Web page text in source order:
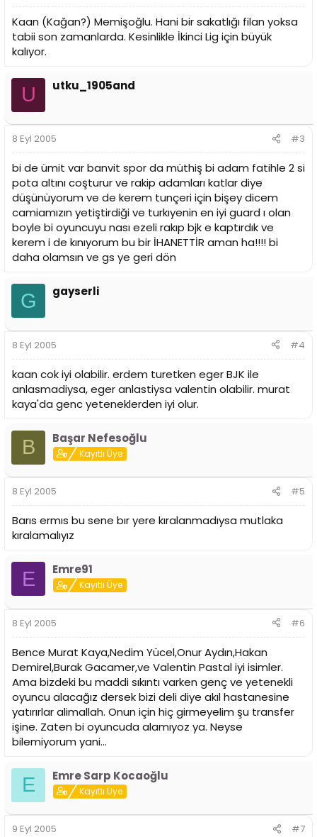
Kaan (Kağan?) Memişoğlu. Hani bir sakatlığı filan yoksa
tabii son zamanlarda. Kesinlikle İkinci Lig için büyük
kalıyor.
U utku_1905and
8 Eyl 2005 #3
bi de ümit var banvit spor da müthiş bi adam fatihle 2 si
pota altını coşturur ve rakip adamları katlar diye
düşünüyorum ve de kerem tunçeri için bişey dicem
camiamızın yetiştirdiği ve turkıyenin en iyi guard ı olan
boyle bi oyuncuyu nası ezeli rakıp bjk e kaptırdık ve
kerem i de kınıyorum bu bir İHANETTİR aman ha!!!! bi
daha olamsın ve gs ye geri dön
G gayserli
8 Eyl 2005 #4
kaan cok iyi olabilir. erdem turetken eger BJK ile
anlasmadiysa, eger anlastiysa valentin olabilir. murat
kaya'da genc yeteneklerden iyi olur.
B Başar Nefesoğlu
Kayıtlı Üye
8 Eyl 2005 #5
Barıs ermıs bu sene bır yere kıralanmadıysa mutlaka
kıralamalıyız
E Emre91
Kayıtlı Üye
8 Eyl 2005 #6
Bence Murat Kaya,Nedim Yücel,Onur Aydın,Hakan
Demirel,Burak Gacamer,ve Valentin Pastal iyi isimler.
Ama bizdeki bu maddi sıkıntı varken genç ve yetenekli
oyuncu alacağız dersek bizi deli diye akıl hastanesine
yatırırlar alimallah. Onun için hiç girmeyelim şu transfer
işine. Zaten bi oyuncuda alamıyoz ya. Neyse
bilemiyorum yani...
E Emre Sarp Kocaoğlu
Kayıtlı Üye
9 Eyl 2005 #7